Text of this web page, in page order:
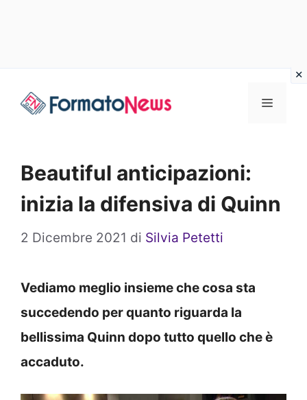
Menu
Beautiful anticipazioni:
inizia la difensiva di Quinn
2 Dicembre 2021 di Silvia Petetti
Vediamo meglio insieme che cosa sta
succedendo per quanto riguarda la
bellissima Quinn dopo tutto quello che è
accaduto.